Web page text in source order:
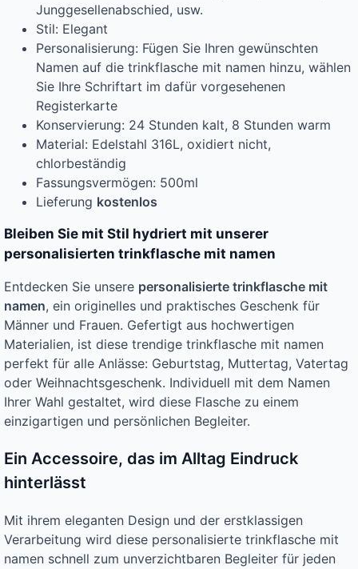
Junggesellenabschied, usw.
Stil: Elegant
Personalisierung: Fügen Sie Ihren gewünschten
Namen auf die trinkflasche mit namen hinzu, wählen
Sie Ihre Schriftart im dafür vorgesehenen
Registerkarte
Konservierung: 24 Stunden kalt, 8 Stunden warm
Material: Edelstahl 316L, oxidiert nicht,
chlorbeständig
Fassungsvermögen: 500ml
Lieferung kostenlos
Bleiben Sie mit Stil hydriert mit unserer
personalisierten trinkflasche mit namen
Entdecken Sie unsere personalisierte trinkflasche mit
namen, ein originelles und praktisches Geschenk für
Männer und Frauen. Gefertigt aus hochwertigen
Materialien, ist diese trendige trinkflasche mit namen
perfekt für alle Anlässe: Geburtstag, Muttertag, Vatertag
oder Weihnachtsgeschenk. Individuell mit dem Namen
Ihrer Wahl gestaltet, wird diese Flasche zu einem
einzigartigen und persönlichen Begleiter.
Ein Accessoire, das im Alltag Eindruck
hinterlässt
Mit ihrem eleganten Design und der erstklassigen
Verarbeitung wird diese personalisierte trinkflasche mit
namen schnell zum unverzichtbaren Begleiter für jeden